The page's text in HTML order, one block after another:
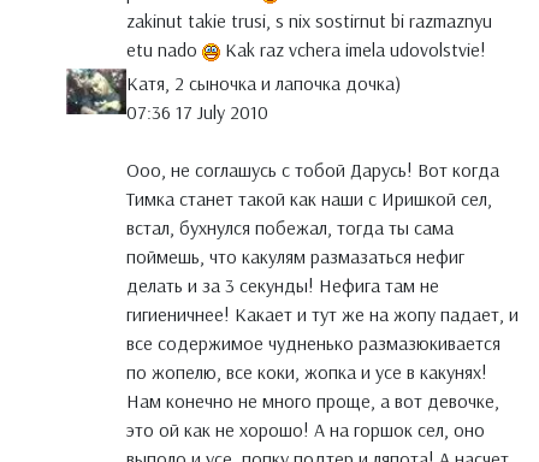
zakinut takie trusi, s nix sostirnut bi razmaznyu
etu nado
Kak raz vchera imela udovolstvie!
Катя, 2 сыночка и лапочка дочка)
07:36 17 July 2010
Ооо, не соглашусь с тобой Дарусь! Вот когда
Тимка станет такой как наши с Иришкой сел,
встал, бухнулся побежал, тогда ты сама
поймешь, что какулям размазаться нефиг
делать и за 3 секунды! Нефига там не
гигиеничнее! Какает и тут же на жопу падает, и
все содержимое чудненько размазюкивается
по жопелю, все коки, жопка и усе в какунях!
Нам конечно не много проще, а вот девочке,
это ой как не хорошо! А на горшок сел, оно